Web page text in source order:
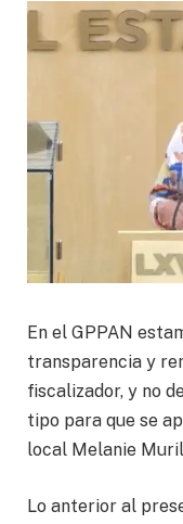
En el GPPAN
transparencia y
fiscalizador, y no
tipo para que se
local Melanie
Lo anterior al